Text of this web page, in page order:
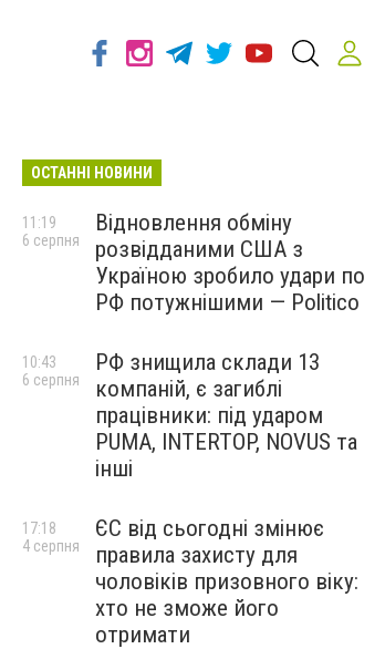
ОСТАННІ НОВИНИ
Відновлення обміну
розвідданими США з
Україною зробило удари по
РФ потужнішими — Politico
11:19
6 серпня
РФ знищила склади 13
компаній, є загиблі
працівники: під ударом
PUMA, INTERTOP, NOVUS та
інші
10:43
6 серпня
ЄС від сьогодні змінює
правила захисту для
чоловіків призовного віку:
хто не зможе його
отримати
17:18
4 серпня